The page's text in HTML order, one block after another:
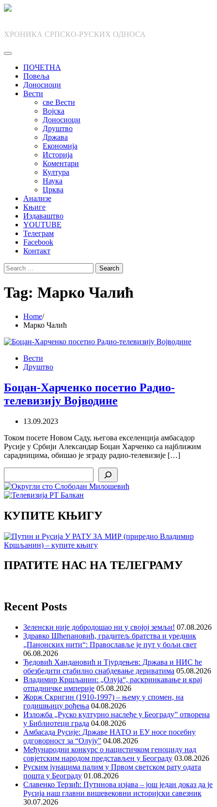
Skip
ХРОНИКА СРПСКО-РУСКИХ ОДНОСА
ПОЧЕТНА
Повеља
Доносиоци
Вести
све Вести
Војска
Доносиоци
Друштво
Држава
Економија
Историја
Коментари
Култура
Наука
Црква
Анализе
Књиге
Издаваштво
YOUTUBE
Телеграм
Facebook
Контакт
Search
for:
Tag: Марко Чалић
Home
Марко Чалић
Вести
Друштво
Боцан-Харченко посетио Радио-
телевизију Војводине
13.09.2023
Током посете Новом Саду, његова екселенција амбасадор
Русије у Србији Александар Боцан Харченко са најближим
сарадницима, обишао је зграду радио-телевизије […]
КУПИТЕ КЊИГУ
ПРАТИТЕ НАС НА ТЕЛЕГРАМУ
Recent Posts
Зеленски није добродошао ни у својој земљи! 07.08.2026
Здравко Шћепановић, градитељ братства и уредник
„Панонских нити“: Православље је пут у бољи свет
06.08.2026
Ђедовић Хандановић и Тјурдењев: Држава и НИС ће
обезбедити стабилно снабдевање дериватима 05.08.2026
Владимир Кршљанин: „Олуја“, раскринкавање и крај
отпадничке империје 05.08.2026
Жорж Скригин (1910-1997) – њему у спомен, на
годишњицу рођења 04.08.2026
Изложба „Руско културно наслеђе у Београду” отворена
у Библиотеци града 04.08.2026
Амбасада Русије: Државе НАТО и ЕУ носе посебну
одговорност за “Олују” 04.08.2026
Међународни конкурс о нацистичком геноциду над
совјетским народом представљен у Београду 03.08.2026
Руским јунацима палим у Првом светском рату одата
пошта у Београду 01.08.2026
Славенко Терзић: Путинова изјава – још један доказ да је
Русија наш главни вишевековни историјски савезник
30.07.2026